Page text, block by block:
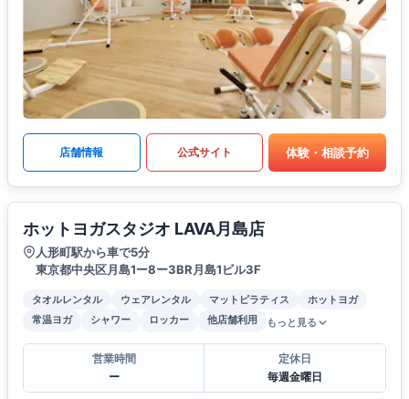
店舗情報 公式サイト 体験・相談予約
ホットヨガスタジオ LAVA月島店
人形町駅から車で5分
東京都中央区月島1ー8ー3BR月島1ビル3F
タオルレンタル ウェアレンタル マットピラティス
ホットヨガ
常温ヨガ
シャワー ロッカー 他店舗利用 もっと見る
営業時間
ー
定休日
毎週金曜日